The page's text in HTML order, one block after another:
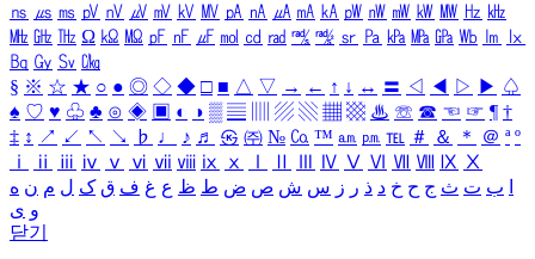
㎱ ㎲ ㎳ ㎴ ㎵ ㎶ ㎷ ㎸ ㎹ ㎀ ㎁ ㎂ ㎃ ㎄ ㎺ ㎻ ㎽ ㎾ ㎿ ㎐ ㎑
㎒ ㎓ ㎔ Ω ㏀ ㏁ ㎊ ㎋ ㎌ ㏖ ㏅ ㎭ ㎮ ㎯ ㏛ ㎩ ㎪ ㎫ ㎬ ㏝ ㏐
㏓
㏃ ㏉ ㏜ ㏆
§ ※ ☆ ★ ○ ● ◎ ◇ ◆ □ ■ △ ▽ → ← ↑ ↓ ↔ 〓 ◁ ◀ ▷ ▶ ♤
♠ ♡ ♥ ♧ ♣ ⊙ ◈ ▣ ◐ ◑ ▒ ▤ ▨ ▧ ▦ ▩ ♨ ☏ ☎ ☜ ☞ ¶ †
‡ ↕ ↗ ↙ ↖ ↘ ♭ ♩ ♪ ♬ ㉿ ㈜ № ㏇ ™ ㏂ ㏘ ℡ ＃ ＆ ＊ ＠ ª º
ⅰ
ⅱ ⅲ ⅳ ⅴ ⅵ ⅶ ⅷ ⅸ ⅹ Ⅳ Ⅴ Ⅵ Ⅶ Ⅷ Ⅸ Ⅹ
ب ت ث ج ح خ د ذ ر ز س ش ص ض ط ظ ع غ ف ق ک ل م ن ه
و ی
닫기